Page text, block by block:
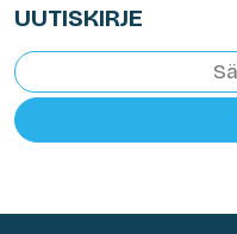
UUTISKIRJE